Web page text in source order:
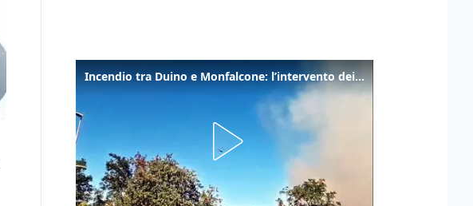
Incendio tra Duino e Monfalcone: l’intervento dei vigili del fuoco